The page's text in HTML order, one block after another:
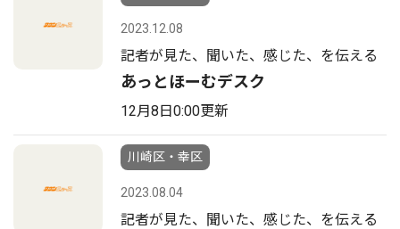
2023.12.08
記者が見た、聞いた、感じた、を伝える
あっとほーむデスク
12月8日0:00更新
川崎区・幸区
2023.08.04
記者が見た、聞いた、感じた、を伝える